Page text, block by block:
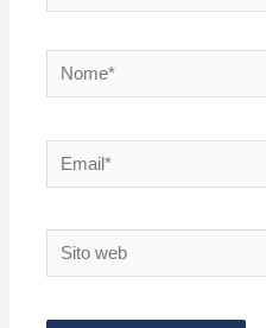
Nome*
Email*
Sito
web